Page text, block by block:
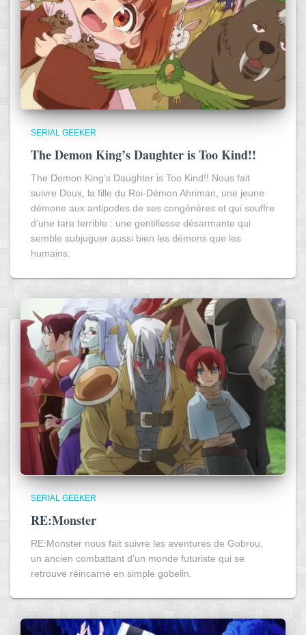
SERIAL GEEKER
The Demon King’s Daughter is Too Kind!!
The Demon King's Daughter is Too Kind!! Nous fait
suivre Doux, la fille du Roi-Démon Ahriman, une jeune
démone aux antipodes de ses congénères et qui souffre
d’une tare terrible : une gentillesse désarmante qui
semble subjuguer aussi bien les démons que les
humains.
SERIAL GEEKER
RE:Monster
RE:Monster nous fait suivre les aventures de Gobrou,
un ancien combattant d’un monde futuriste qui se
retrouve réincarné en simple gobelin.